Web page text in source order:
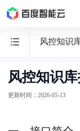
风控知识
业
务
风控知识
更新时间 ： 2026-05-13